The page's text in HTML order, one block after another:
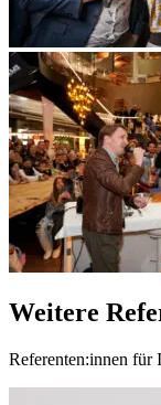
Weitere
Referenten:innen für